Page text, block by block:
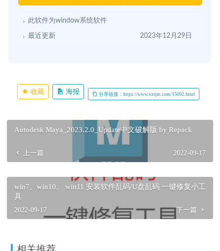
此软件为window系统软件
最近更新 2023年12月29日
收藏 海报 分享链接：https://www.xxrjm.com/15092.html
Autodesk Maya_2023.2.0_Update中文破解版 by Repack
上一篇 2022-09-17
win7、win10、 win11 安装软件乱码/U盘乱码 一键修复小工
具
2022-09-17 下一篇